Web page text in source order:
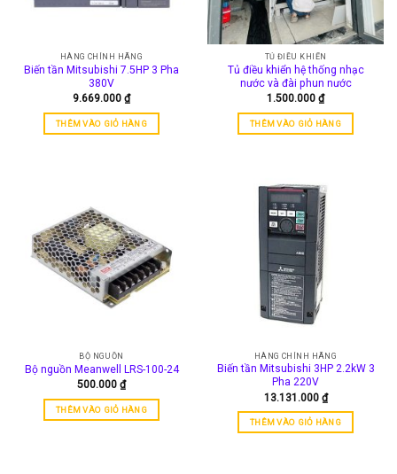
HÀNG CHÍNH HÃNG
Biến tần Mitsubishi 7.5HP 3 Pha
380V
9.669.000 ₫
THÊM VÀO GIỎ HÀNG
TỦ ĐIỀU KHIỂN
Tủ điều khiển hệ thống nhạc
nước và đài phun nước
1.500.000 ₫
THÊM VÀO GIỎ HÀNG
BỘ NGUỒN
Bộ nguồn Meanwell LRS-100-24
500.000 ₫
THÊM VÀO GIỎ HÀNG
HÀNG CHÍNH HÃNG
Biến tần Mitsubishi 3HP 2.2kW 3
Pha 220V
13.131.000 ₫
THÊM VÀO GIỎ HÀNG